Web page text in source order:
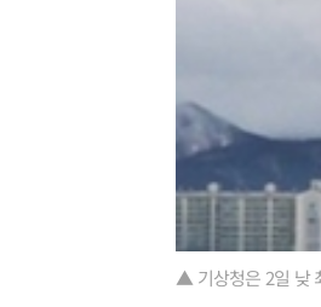
▲ 기상청은 2일 낮